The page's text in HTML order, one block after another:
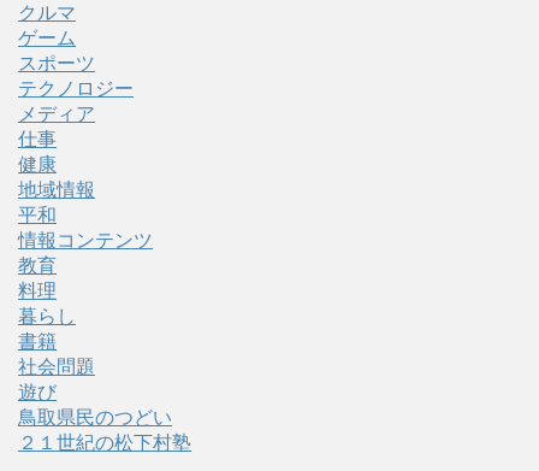
クルマ
ゲーム
スポーツ
テクノロジー
メディア
仕事
健康
地域情報
平和
情報コンテンツ
教育
料理
暮らし
書籍
社会問題
遊び
鳥取県民のつどい
２１世紀の松下村塾